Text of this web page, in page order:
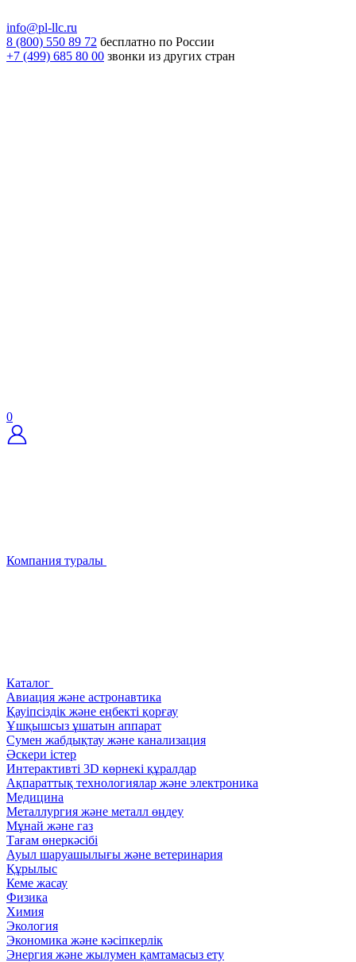
info@pl-llc.ru
8 (800) 550 89 72 бесплатно по России
+7 (499) 685 80 00 звонки из других стран
0
Компания туралы
Каталог
Авиация және астронавтика
Қауіпсіздік және еңбекті қорғау
Ұшқышсыз ұшатын аппарат
Сумен жабдықтау және канализация
Әскери істер
Интерактивті 3D көрнекі құралдар
Ақпараттық технологиялар және электроника
Медицина
Металлургия және металл өңдеу
Мұнай және газ
Тағам өнеркәсібі
Ауыл шаруашылығы және ветеринария
Құрылыс
Кеме жасау
Физика
Химия
Экология
Экономика және кәсіпкерлік
Энергия және жылумен қамтамасыз ету